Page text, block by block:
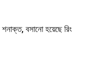
শনাক্ত, বসানো হয়েছে রিং